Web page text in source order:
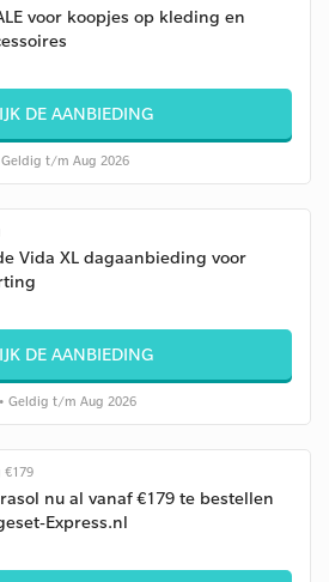
voor koopjes op kleding en
DE AANBIEDING
Geldig t/m Aug 2026
Vida XL dagaanbieding voor
DE AANBIEDING
• Geldig t/m Aug 2026
€179
nu al vanaf €179 te bestellen
Express.nl